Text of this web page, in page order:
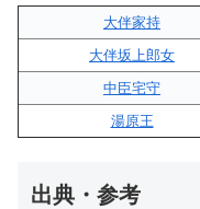
大伴家持
大伴坂上郎女
中臣宅守
湯原王
出典・参考